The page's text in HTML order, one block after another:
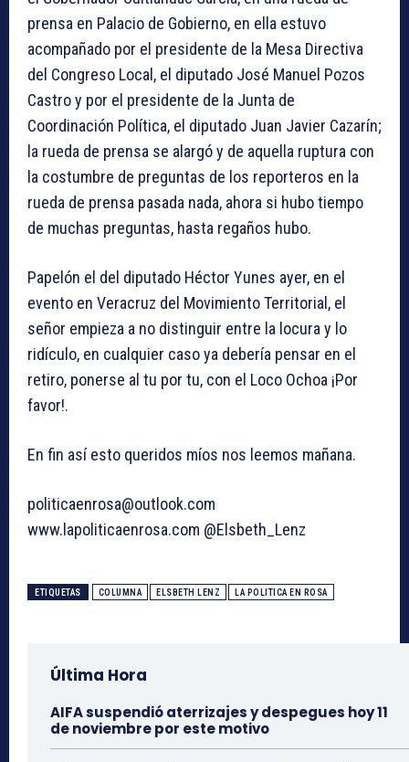
prensa en Palacio de Gobierno, en ella estuvo
acompañado por el presidente de la Mesa Directiva
del Congreso Local, el diputado José Manuel Pozos
Castro y por el presidente de la Junta de
Coordinación Política, el diputado Juan Javier Cazarín;
la rueda de prensa se alargó y de aquella ruptura con
la costumbre de preguntas de los reporteros en la
rueda de prensa pasada nada, ahora si hubo tiempo
de muchas preguntas, hasta regaños hubo.
Papelón el del diputado Héctor Yunes ayer, en el
evento en Veracruz del Movimiento Territorial, el
señor empieza a no distinguir entre la locura y lo
ridículo, en cualquier caso ya debería pensar en el
retiro, ponerse al tu por tu, con el Loco Ochoa ¡Por
favor!.
En fin así esto queridos míos nos leemos mañana.
politicaenrosa@outlook.com
www.lapoliticaenrosa.com @Elsbeth_Lenz
ETIQUETAS COLUMNA ELSBETH LENZ LA POLITICA EN ROSA
Última Hora
AIFA suspendió aterrizajes y despegues hoy 11
de noviembre por este motivo